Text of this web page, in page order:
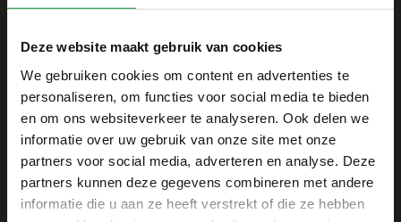
Deze website maakt gebruik van cookies
We gebruiken cookies om content en advertenties te
personaliseren, om functies voor social media te bieden
en om ons websiteverkeer te analyseren. Ook delen we
informatie over uw gebruik van onze site met onze
partners voor social media, adverteren en analyse. Deze
partners kunnen deze gegevens combineren met andere
informatie die u aan ze heeft verstrekt of die ze hebben
SHIRTSUPPLIER.NL
Webshop voor mannen
Zijlijnstraat 24
1433 DC
Kudelstaart
+31 6 42 52 32 80